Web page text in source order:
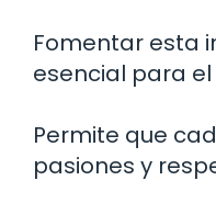
Fomentar esta
esencial para
Permite que
pasiones y